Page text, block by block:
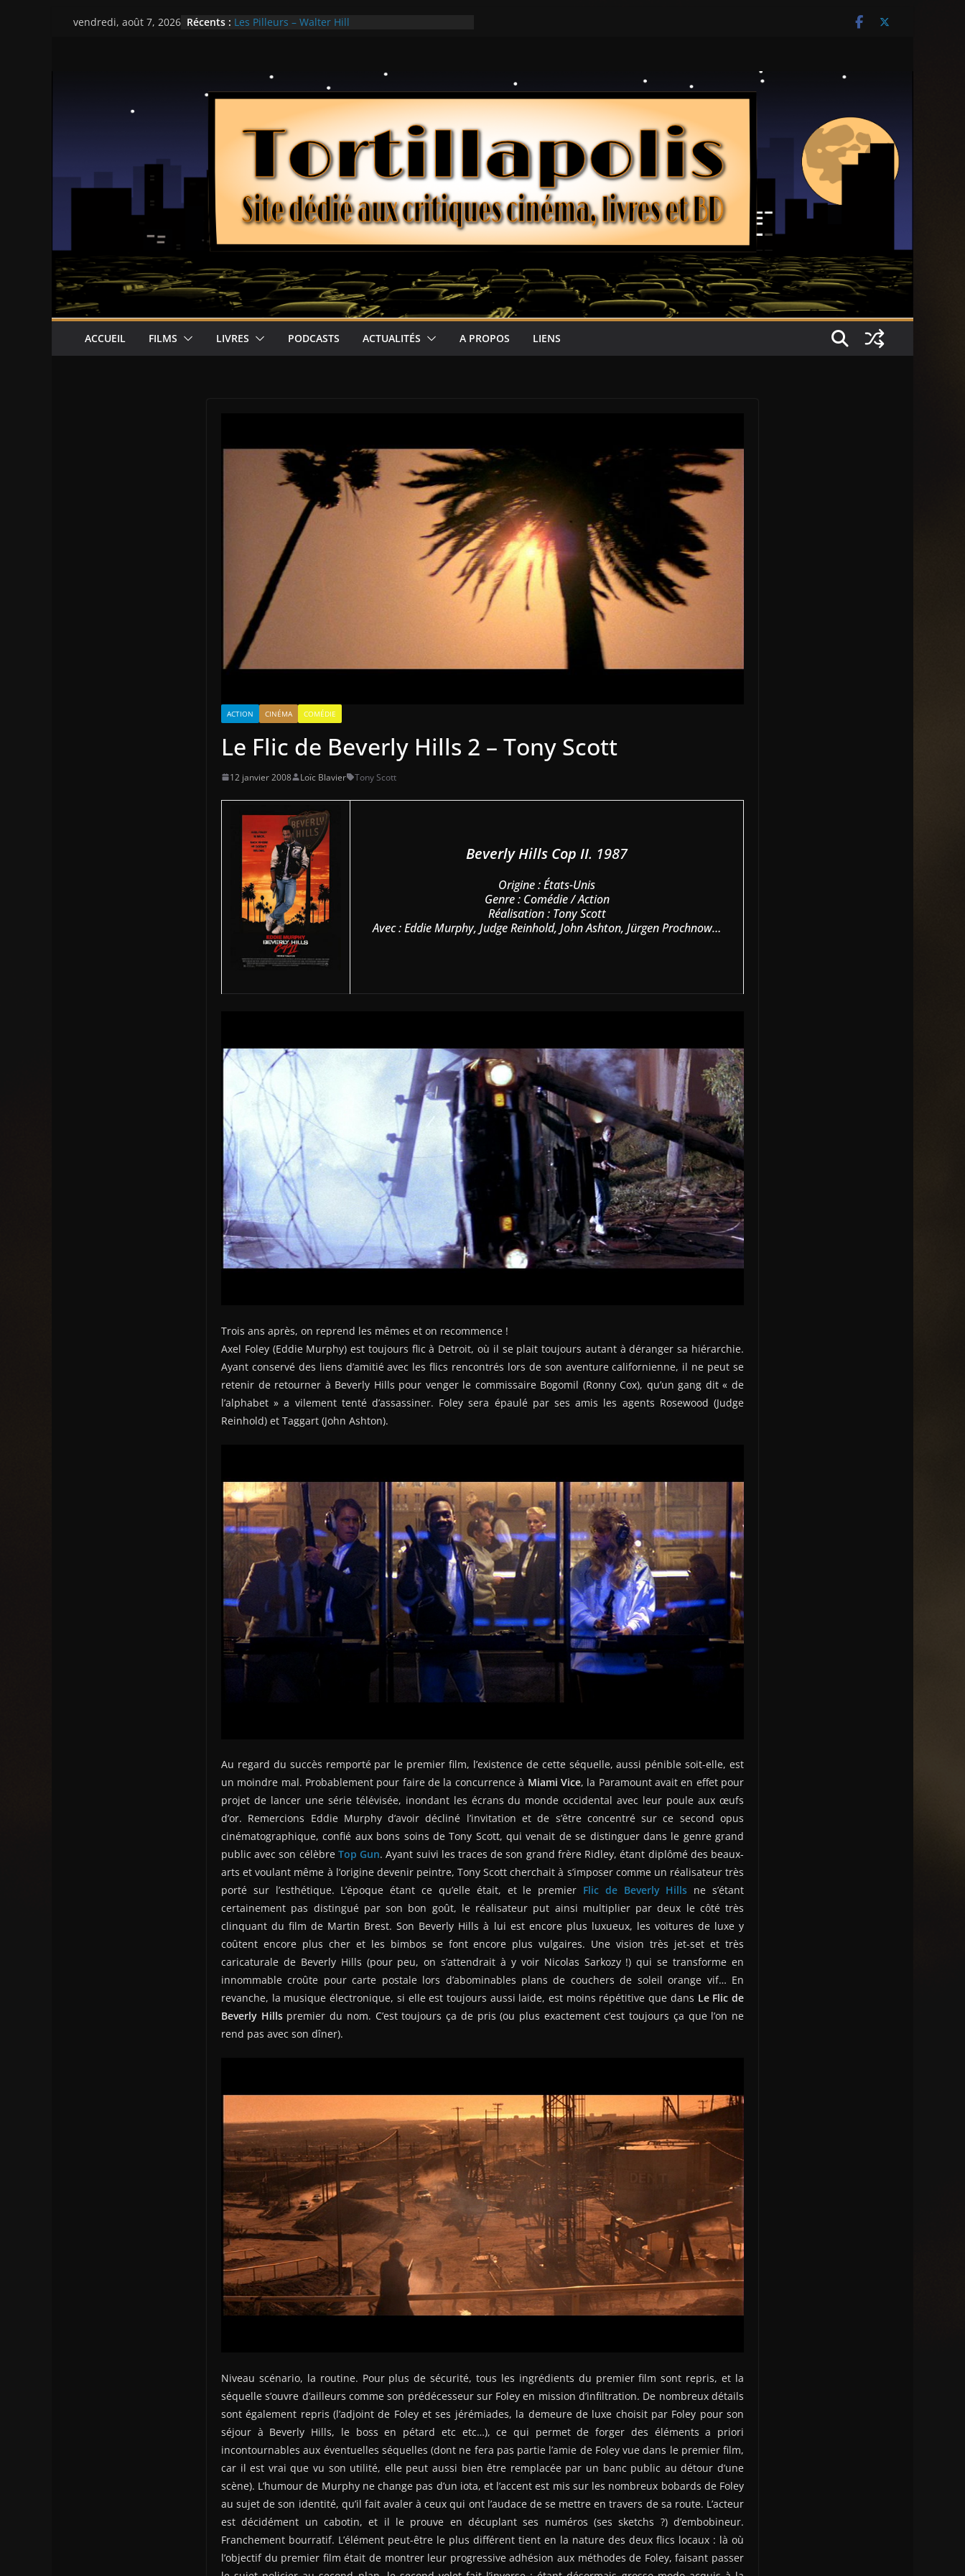
Passervendredi, août 7, 2026 Récents : Les Pilleurs – Walter Hill
Ça chauffe au lycée Ridgemont – Amy Heckerling
ACCUEIL FILMS LIVRES PODCASTS ACTUALITÉS A PROPOS LIENS
ACTION CINÉMA COMÉDIE
Le Flic de Beverly Hills 2 – Tony Scott
12 janvier 2008 Loïc Blavier Tony Scott
Beverly Hills Cop II. 1987
Origine : États-Unis
Genre : Comédie / Action
Réalisation : Tony Scott
Avec : Eddie Murphy, Judge Reinhold, John Ashton, Jürgen Prochnow…
Trois ans après, on reprend les mêmes et on recommence !
Axel Foley (Eddie Murphy) est toujours flic à Detroit, où il se plait toujours autant à déranger sa hiérarchie.
Ayant conservé des liens d’amitié avec les flics rencontrés lors de son aventure californienne, il ne peut se
retenir de retourner à Beverly Hills pour venger le commissaire Bogomil (Ronny Cox), qu’un gang dit « de
l’alphabet » a vilement tenté d’assassiner. Foley sera épaulé par ses amis les agents Rosewood (Judge
Reinhold) et Taggart (John Ashton).
Au regard du succès remporté par le premier film, l’existence de cette séquelle, aussi pénible soit-elle, est
un moindre mal. Probablement pour faire de la concurrence à Miami Vice, la Paramount avait en effet pour
projet de lancer une série télévisée, inondant les écrans du monde occidental avec leur poule aux œufs
d’or. Remercions Eddie Murphy d’avoir décliné l’invitation et de s’être concentré sur ce second opus
cinématographique, confié aux bons soins de Tony Scott, qui venait de se distinguer dans le genre grand
public avec son célèbre Top Gun. Ayant suivi les traces de son grand frère Ridley, étant diplômé des beaux-
arts et voulant même à l’origine devenir peintre, Tony Scott cherchait à s’imposer comme un réalisateur très
porté sur l’esthétique. L’époque étant ce qu’elle était, et le premier Flic de Beverly Hills ne s’étant
certainement pas distingué par son bon goût, le réalisateur put ainsi multiplier par deux le côté très
clinquant du film de Martin Brest. Son Beverly Hills à lui est encore plus luxueux, les voitures de luxe y
coûtent encore plus cher et les bimbos se font encore plus vulgaires. Une vision très jet-set et très
caricaturale de Beverly Hills (pour peu, on s’attendrait à y voir Nicolas Sarkozy !) qui se transforme en
innommable croûte pour carte postale lors d’abominables plans de couchers de soleil orange vif… En
revanche, la musique électronique, si elle est toujours aussi laide, est moins répétitive que dans Le Flic de
Beverly Hillspremier du nom. C’est toujours ça de pris (ou plus exactement c’est toujours ça que l’on ne
rend pas avec son dîner).
Niveau scénario, la routine. Pour plus de sécurité, tous les ingrédients du premier film sont repris, et la
séquelle s’ouvre d’ailleurs comme son prédécesseur sur Foley en mission d’infiltration. De nombreux détails
sont également repris (l’adjoint de Foley et ses jérémiades, la demeure de luxe choisit par Foley pour son
séjour à Beverly Hills, le boss en pétard etc etc…), ce qui permet de forger des éléments a priori
incontournables aux éventuelles séquelles (dont ne fera pas partie l’amie de Foley vue dans le premier film,
car il est vrai que vu son utilité, elle peut aussi bien être remplacée par un banc public au détour d’une
scène). L’humour de Murphy ne change pas d’un iota, et l’accent est mis sur les nombreux bobards de Foley
au sujet de son identité, qu’il fait avaler à ceux qui ont l’audace de se mettre en travers de sa route. L’acteur
est décidément un cabotin, et il le prouve en décuplant ses numéros (ses sketchs ?) d’embobineur.
Franchement bourratif. L’élément peut-être le plus différent tient en la nature des deux flics locaux : là où
l’objectif du premier film était de montrer leur progressive adhésion aux méthodes de Foley, faisant passer